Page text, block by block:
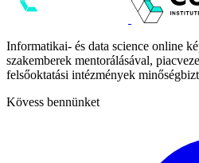
Informatikai- és data science online
szakemberek mentorálásával,
felsőoktatási intézmények
Kövess bennünket